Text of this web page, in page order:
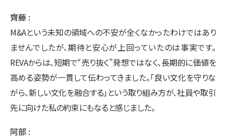
齊藤
M&Aという未知の領域への不安が全くなかったわけではあり
ませんでしたが、期待と安心が上回っていたのは事実です。
REVAからは、短期で“売り抜く”発想ではなく、長期的に価値を
高める姿勢が一貫して伝わってきました。「良い文化を守りな
がら、新しい文化を融合する」という取り組み方が、社員や取引
先に向けた私の約束にもなると感じました。
阿部